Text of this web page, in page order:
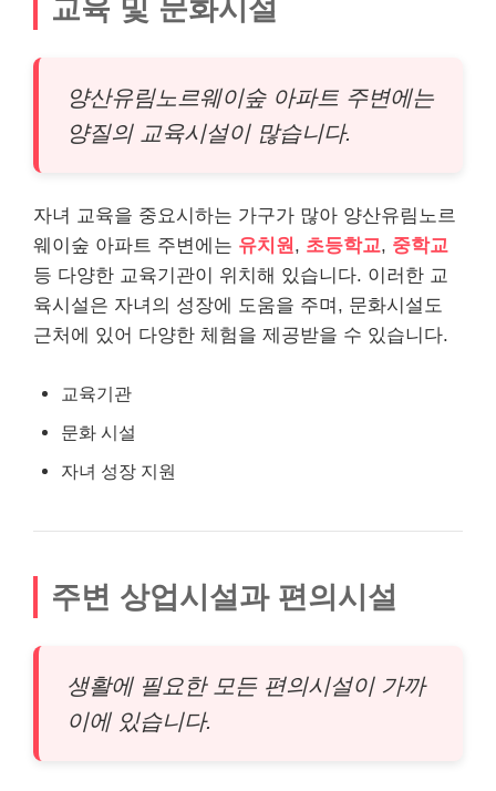
교육 및 문화시설
양산유림노르웨이숲 아파트 주변에는
양질의 교육시설이 많습니다.
자녀 교육을 중요시하는 가구가 많아 양산유림노르
웨이숲 아파트 주변에는 유치원, 초등학교, 중학교
등 다양한 교육기관이 위치해 있습니다. 이러한 교
육시설은 자녀의 성장에 도움을 주며, 문화시설도
근처에 있어 다양한 체험을 제공받을 수 있습니다.
교육기관
문화 시설
자녀 성장 지원
주변 상업시설과 편의시설
생활에 필요한 모든 편의시설이 가까
이에 있습니다.